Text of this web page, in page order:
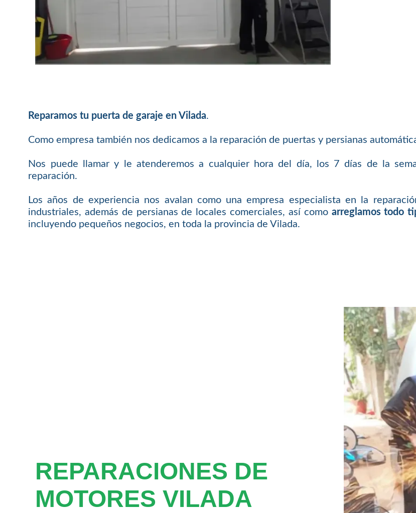
Reparamos tu puerta de garaje en Vilada.
Como empresa también nos dedicamos a la reparación de puertas y persianas
Nos puede llamar y le atenderemos a cualquier hora del día, los 7 días de la
reparación.
Los años de experiencia nos avalan como una empresa especialista en la
industriales, además de persianas de locales comerciales, así como arreglamos todo
incluyendo pequeños negocios, en toda la provincia de Vilada.
REPARACIONES DE
MOTORES VILADA